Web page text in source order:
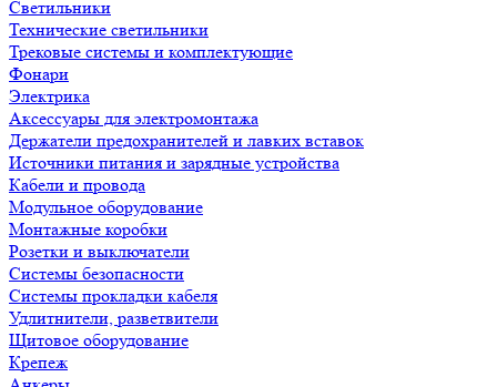
Светильники
Технические светильники
Трековые системы и комплектующие
Фонари
Электрика
Аксессуары для электромонтажа
Держатели предохранителей и лавких вставок
Источники питания и зарядные устройства
Кабели и провода
Модульное оборудование
Монтажные коробки
Розетки и выключатели
Системы безопасности
Системы прокладки кабеля
Удлитнители, разветвители
Щитовое оборудование
Крепеж